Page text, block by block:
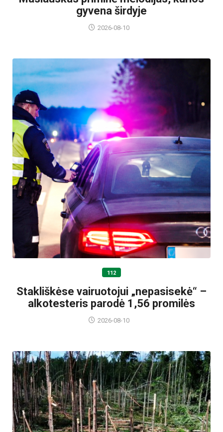
gyvena širdyje
2026-08-10
112
Stakliškėse vairuotojui „nepasisekė“ –
alkotesteris parodė 1,56 promilės
2026-08-10